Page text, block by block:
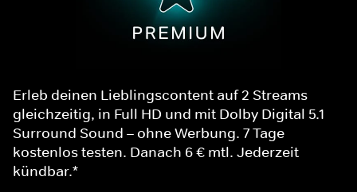
Erleb deinen Lieblingscontent auf 2 Streams
gleichzeitig, in Full HD und mit Dolby Digital 5.1
Surround Sound – ohne Werbung. 7 Tage
kostenlos testen. Danach 6 € mtl. Jederzeit
kündbar.*